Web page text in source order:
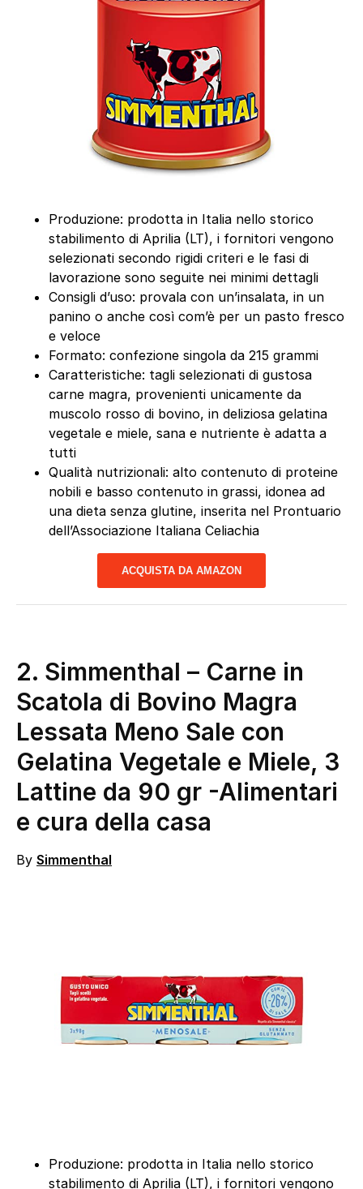
Produzione: prodotta in Italia nello storico
stabilimento di Aprilia (LT), i fornitori vengono
selezionati secondo rigidi criteri e le fasi di
lavorazione sono seguite nei minimi dettagli
Consigli d’uso: provala con un’insalata, in un
panino o anche così com’è per un pasto fresco
e veloce
Formato: confezione singola da 215 grammi
Caratteristiche: tagli selezionati di gustosa
carne magra, provenienti unicamente da
muscolo rosso di bovino, in deliziosa gelatina
vegetale e miele, sana e nutriente è adatta a
tutti
Qualità nutrizionali: alto contenuto di proteine
nobili e basso contenuto in grassi, idonea ad
una dieta senza glutine, inserita nel Prontuario
dell’Associazione Italiana Celiachia
ACQUISTA DA AMAZON
2. Simmenthal – Carne in
Scatola di Bovino Magra
Lessata Meno Sale con
Gelatina Vegetale e Miele, 3
Lattine da 90 gr -Alimentari
e cura della casa
By Simmenthal
Produzione: prodotta in Italia nello storico
stabilimento di Aprilia (LT), i fornitori vengono